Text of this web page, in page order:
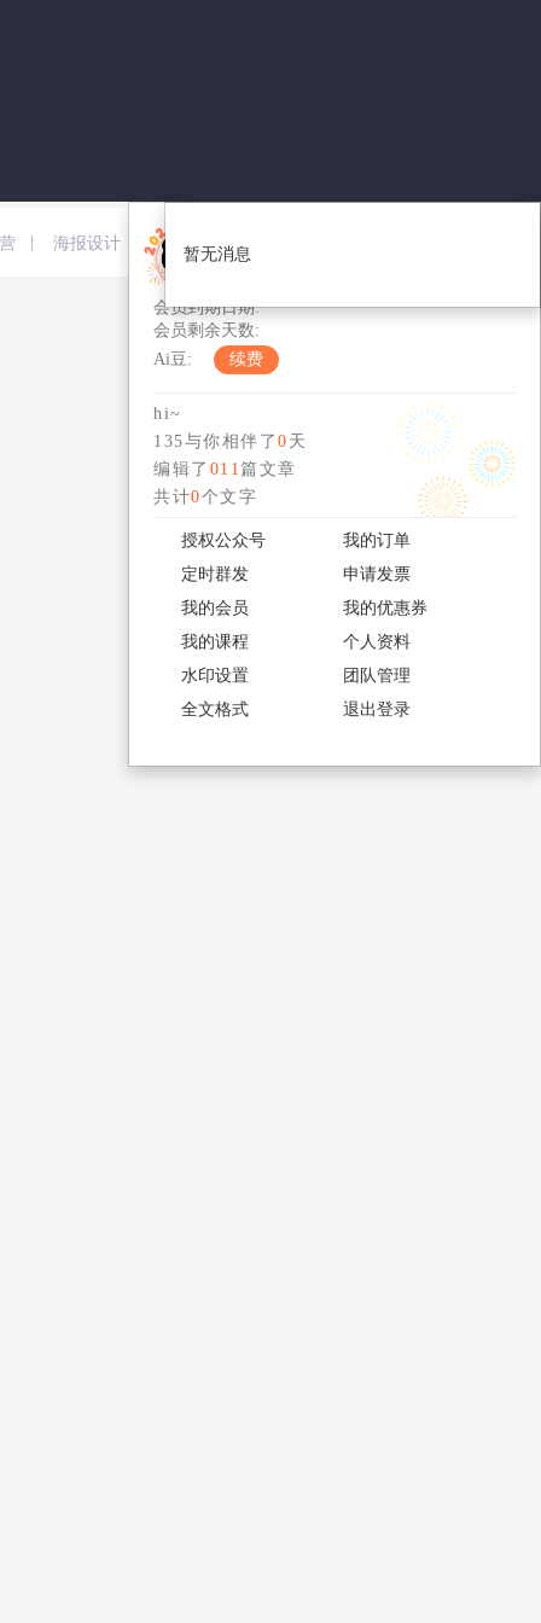
暂无消息
会员到期日期:
会员剩余天数:
Ai豆:
续费
hi~
135与你相伴了 0 天
编辑了 011篇文章
共计0个文字
授权公众号
定时群发
我的会员
我的课程
水印设置
全文格式
我的订单
申请发票
我的优惠券
个人资料
团队管理
退出登录
暂无消息
海报设计 短视频 | 新媒体运营